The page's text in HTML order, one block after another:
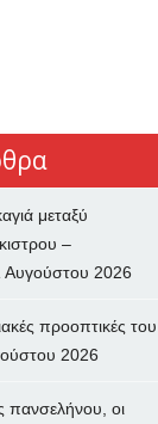
μεταξύ
–
Αυγούστου 2026
προοπτικές του
2026
οι